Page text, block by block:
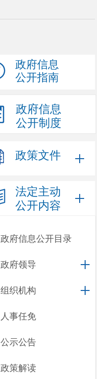
政府信息
公开指南
政府信息
公开制度
政策文件
法定主动
公开内容
政府信息公开目录
政府领导
组织机构
人事任免
公示公告
政策解读